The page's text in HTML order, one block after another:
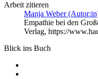
Arbeit zitieren
Manja Weber
Empathie bei den
Verlag, https://
Blick ins Buch